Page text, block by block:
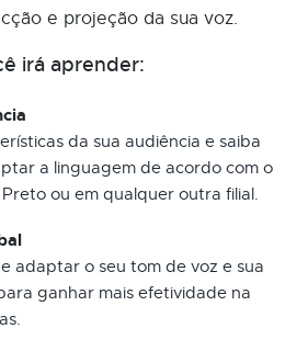
e projeção da sua voz.
irá aprender:
da sua audiência e saiba
a linguagem de acordo com o
ou em qualquer outra filial.
adaptar o seu tom de voz e sua
ganhar mais efetividade na